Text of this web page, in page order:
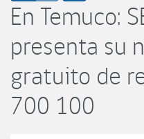
En Temuco:
presenta su
gratuito de
700 100